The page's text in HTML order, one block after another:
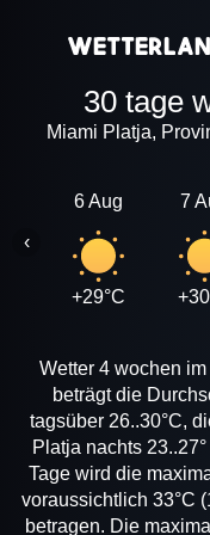
30 tage
Miami Platja,
6 Aug
+29°C
7
‹
Wetter 4 wochen
beträgt die
tagsüber 26..30°C,
Platja nachts
Tage wird die
voraussichtlich 33°C
betragen. Die